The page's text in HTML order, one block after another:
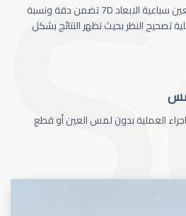
كاميرا تتبع حركة العين سباعية الابعاد 7D تضمن دقة ونسبة
تصحيح النظر بحيث تظهر النتائج بشكل
العملية بدون لمس العين أو قطع